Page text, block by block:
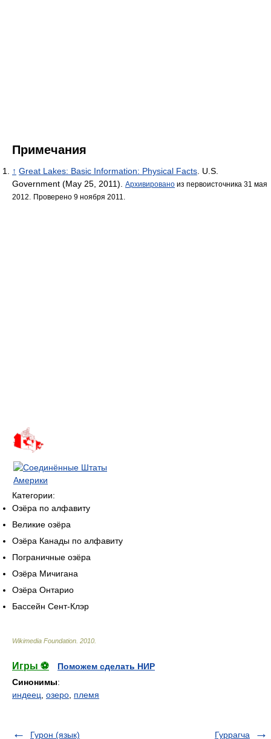
Примечания
↑ Great Lakes: Basic Information: Physical Facts. U.S.
Government (May 25, 2011). Архивировано из первоисточника 31 мая
2012.
Проверено 9 ноября 2011.
Категории:
Озёра по алфавиту
Великие озёра
Озёра Канады по алфавиту
Пограничные озёра
Озёра Мичигана
Озёра Онтарио
Бассейн Сент-Клэр
Wikimedia Foundation 2010
Игры ⚽
Поможем сделать НИР
Синонимы:
индеец, озеро, племя
Гурон (язык) Гуррагча